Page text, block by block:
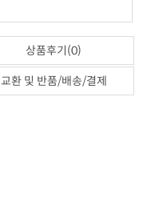
상품후기(0)
교환 및 반품/배송/결제